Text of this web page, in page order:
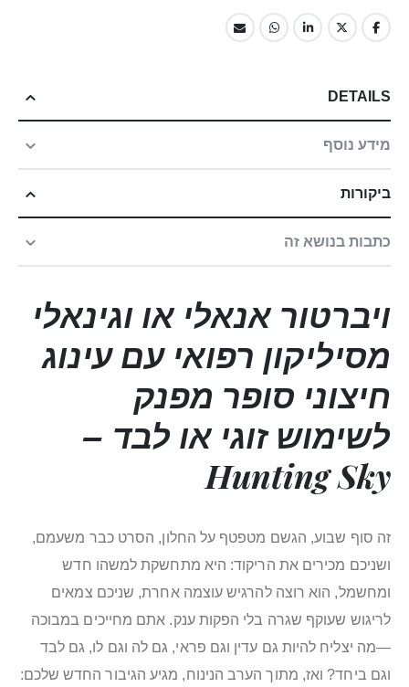
DETAILS
מידע נוסף
ביקורות
כתבות בנושא זה
ויברטור אנאלי או וגינאלי
מסיליקון רפואי עם עינוג
חיצוני סופר מפנק
לשימוש זוגי או לבד –
Hunting Sky
זה סוף שבוע, הגשם מטפטף על החלון, הסרט כבר משעמם,
ושניכם מכירים את הריקוד: היא מתחשקת למשהו חדש
ומחשמל, הוא רוצה להרגיש עוצמה אחרת, שניכם צמאים
לריגוש שעוקף שגרה בלי הפקות ענק. אתם מחייכים במבוכה
—מה יצליח להיות גם עדין וגם פראי, גם לה וגם לו, גם לבד
וגם ביחד? ואז, מתוך הערב הנינוח, מגיע הגיבור החדש שלכם: